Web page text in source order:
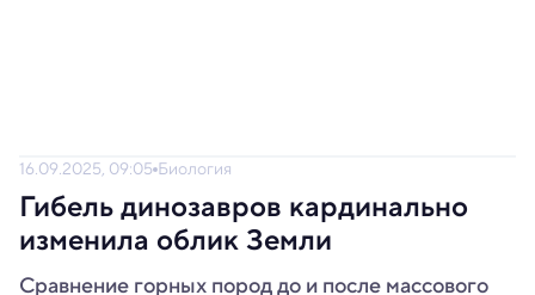
16.09.2025, 09:05 Биология
Гибель динозавров кардинально
изменила облик Земли
Сравнение горных пород до и после массового